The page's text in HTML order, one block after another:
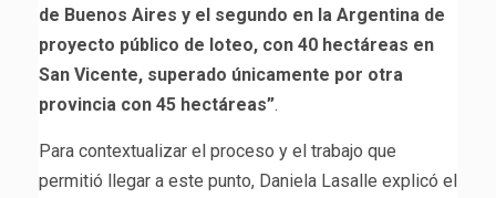
de Buenos Aires y el segundo en la Argentina de
proyecto público de loteo, con 40 hectáreas en
San Vicente, superado únicamente por otra
provincia con 45 hectáreas”.
Para contextualizar el proceso y el trabajo que
permitió llegar a este punto, Daniela Lasalle explicó el